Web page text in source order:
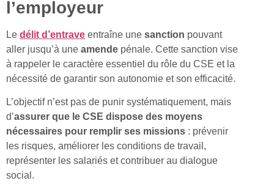
l’employeur
Le délit d’entrave entraîne une sanction pouvant
aller jusqu’à une amende pénale. Cette sanction vise
à rappeler le caractère essentiel du rôle du CSE et la
nécessité de garantir son autonomie et son efficacité.
L’objectif n’est pas de punir systématiquement, mais
d’assurer que le CSE dispose des moyens
nécessaires pour remplir ses missions : prévenir
les risques, améliorer les conditions de travail,
représenter les salariés et contribuer au dialogue
social.